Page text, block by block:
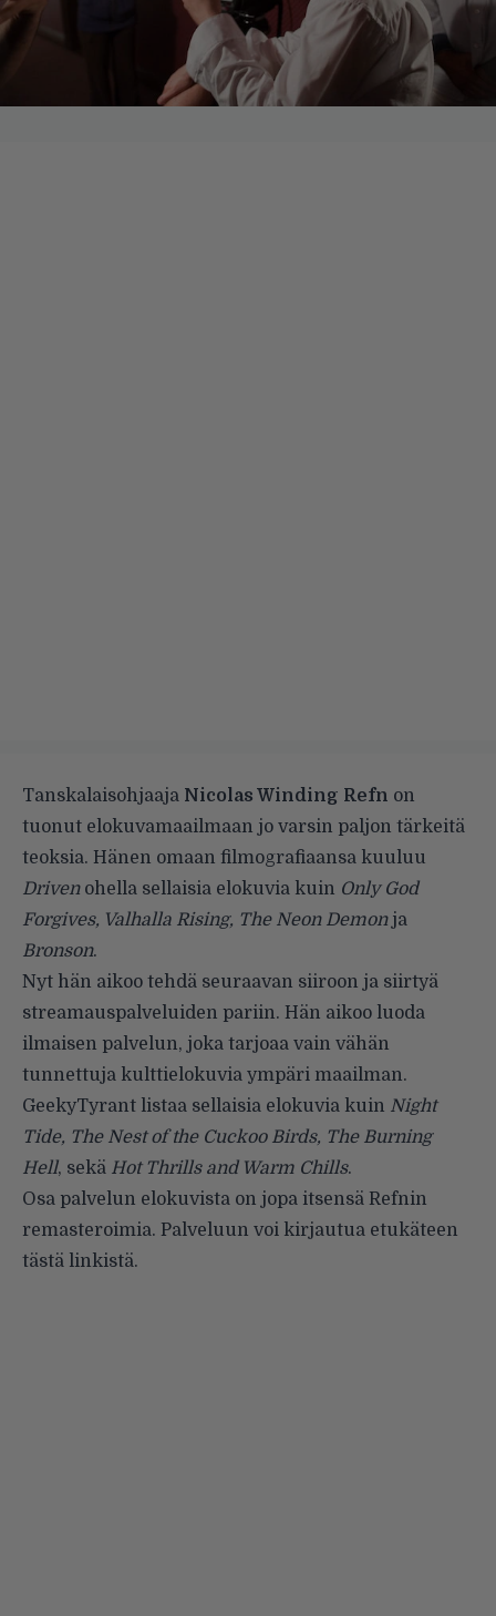
Tanskalaisohjaaja Nicolas Winding Refn on
tuonut elokuvamaailmaan jo varsin paljon tärkeitä
teoksia. Hänen omaan filmografiaansa kuuluu
Drivenohella sellaisia elokuvia kuin Only God
Forgives, Valhalla Rising, The Neon Demonja
Bronson.
Nyt hän aikoo tehdä seuraavan siiroon ja siirtyä
streamauspalveluiden pariin. Hän aikoo luoda
ilmaisen palvelun, joka tarjoaa vain vähän
tunnettuja kulttielokuvia ympäri maailman.
GeekyTyrant listaa sellaisia elokuvia kuin Night
Tide, The Nest of the Cuckoo Birds, The Burning
Hell, sekä Hot Thrills and Warm Chills.
Osa palvelun elokuvista on jopa itsensä Refnin
remasteroimia. Palveluun voi kirjautua etukäteen
tästä linkistä.